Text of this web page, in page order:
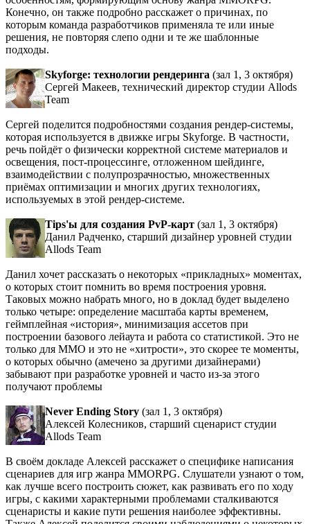
Конечно, он также подробно расскажет о причинах, по
которым команда разработчиков применяла те или иные
решения, не повторяя слепо одни и те же шаблонные
подходы.
Skyforge: технологии рендеринга (зал 1, 3 октября)
Сергей Макеев, технический директор студии Allods
Team
Сергей поделится подробностями создания рендер-системы,
которая используется в движке игры Skyforge. В частности,
речь пойдёт о физически корректной системе материалов и
освещения, пост-процессинге, отложенном шейдинге,
взаимодействии с полупрозрачностью, множественных
приёмах оптимизации и многих других технологиях,
используемых в этой рендер-системе.
Tips'ы для создания PvP-карт (зал 1, 3 октября)
Данил Радченко, старший дизайнер уровней студии
Allods Team
Данил хочет рассказать о некоторых «прикладных» моментах,
о которых стоит помнить во время построения уровня.
Таковых можно набрать много, но в доклад будет выделено
только четыре: определение масштаба карты временем,
геймплейная «история», минимизация ассетов при
построении базового лейаута и работа со статистикой. Это не
только для MMO и это не «хитрости», это скорее те моменты,
о которых обычно (амечено за другими дизайнерами)
забывают при разработке уровней и часто из-за этого
получают проблемы
Never Ending Story (зал 1, 3 октября)
Алексей Колесников, старший сценарист студии
Allods Team
В своём докладе Алексей расскажет о специфике написания
сценариев для игр жанра MMORPG. Слушатели узнают о том,
как лучше всего построить сюжет, как развивать его по ходу
игры, с какими характерными проблемами сталкиваются
сценаристы и какие пути решения наиболее эффективны.